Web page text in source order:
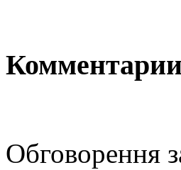
Комментарии
Обговорення